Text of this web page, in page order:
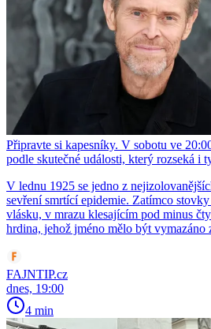
Připravte si kapesníky. V sobotu ve
podle skutečné události, který rozseká i
V lednu 1925 se jedno z
sevření smrtící epidemie. Zatímco
vlásku, v mrazu klesajícím pod minus
hrdina, jehož jméno mělo být vymazáno
FAJNTIP.cz
dnes, 19:00
4 min